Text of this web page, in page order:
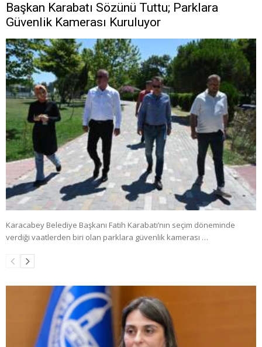
Başkan Karabatı Sözünü Tuttu; Parklara
Güvenlik Kamerası Kuruluyor
Karacabey Belediye Başkanı Fatih Karabatı’nın seçim döneminde
verdiği vaatlerden biri olan parklara güvenlik kamerası …